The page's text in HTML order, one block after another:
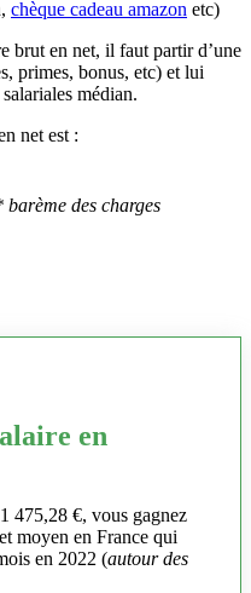
chèque cadeau amazon etc)
brut en net, il faut partir d’une
primes, bonus, etc) et lui
médian.
net est :
des charges
en
475,28 €, vous gagnez
moyen en France qui
en 2022 (autour des